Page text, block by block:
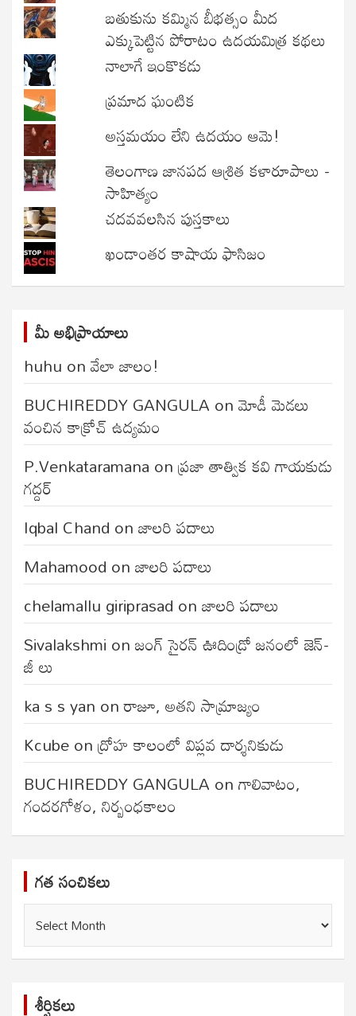
బతుకును కమ్మిన బీభత్సం మీద
ఎక్కుపెట్టిన పోరాటం ఉదయమిత్ర కథలు
నాలాగే ఇంకొకడు
ప్రమాద ఘంటిక
అస్తమయం లేని ఉదయం ఆమె!
తెలంగాణ జానపద ఆశ్రిత కళారూపాలు -
సాహిత్యం
చదవవలసిన పుస్తకాలు
ఖండాంతర కాషాయ ఫాసిజం
మీ అభిప్రాయాలు
huhu onవేలా జాలం!
BUCHIREDDY GANGULA onమోడీ మెడలు
వంచిన కాక్రోచ్ ఉద్యమం
P.Venkataramana onప్రజా తాత్విక కవి గాయకుడు
గద్దర్
Iqbal Chand onజాలరి పదాలు
Mahamood onజాలరి పదాలు
chelamallu giriprasad onజాలరి పదాలు
Sivalakshmi onజంగ్‌ సైరన్‌ ఊదిండ్రో జనంలో జెన్-
జీ లు
ka s s yan onరాజూ, అతని సామ్రాజ్యం
Kcubeonద్రోహ కాలంలో విప్లవ దార్శనికుడు
BUCHIREDDY GANGULA onగాలివాటం,
గందరగోళం, నిర్బంధకాలం
గత సంచికలు
గత
సంచికలు
శీర్షికలు